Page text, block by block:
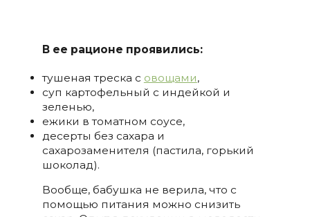
В ее рационе проявились:
тушеная треска с овощами,
суп картофельный с индейкой и
зеленью,
ежики в томатном соусе,
десерты без сахара и
сахарозаменителя (пастила, горький
шоколад).
Вообще, бабушка не верила, что с
помощью питания можно снизить